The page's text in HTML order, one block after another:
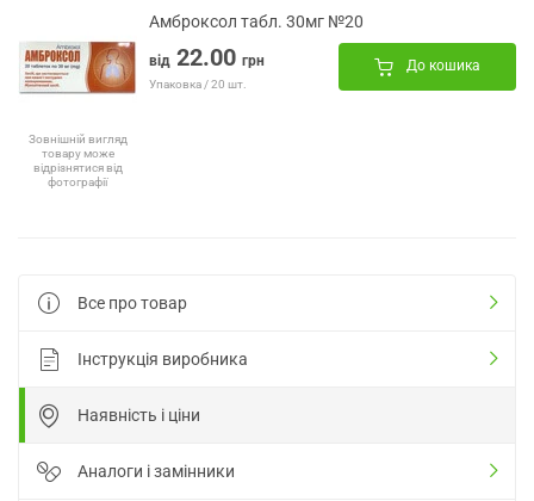
Зовнішній вигляд
товару може
відрізнятися від
фотографії
Амброксол табл. 30мг №20
від 22.00 грн
Упаковка / 20 шт.
До кошика
Все про товар
Інструкція виробника
Наявність і ціни
Аналоги і замінники